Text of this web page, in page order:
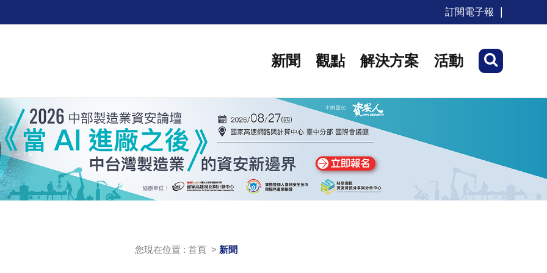
訂閱電子報
新聞 觀點 解決方案 活動
您現在位置 : 首頁 > 新聞